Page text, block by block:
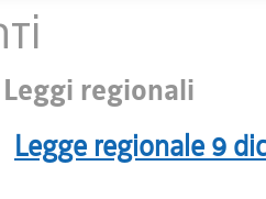
Leggi regionali
Legge regionale 9